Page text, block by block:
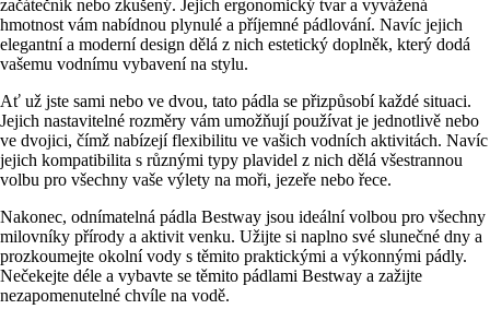
začátečník nebo zkušený. Jejich ergonomický tvar a vyvážená
hmotnost vám nabídnou plynulé a příjemné pádlování. Navíc jejich
elegantní a moderní design dělá z nich estetický doplněk, který dodá
vašemu vodnímu vybavení na stylu.
Ať už jste sami nebo ve dvou, tato pádla se přizpůsobí každé situaci.
Jejich nastavitelné rozměry vám umožňují používat je jednotlivě nebo
ve dvojici, čímž nabízejí flexibilitu ve vašich vodních aktivitách. Navíc
jejich kompatibilita s různými typy plavidel z nich dělá všestrannou
volbu pro všechny vaše výlety na moři, jezeře nebo řece.
Nakonec, odnímatelná pádla Bestway jsou ideální volbou pro všechny
milovníky přírody a aktivit venku. Užijte si naplno své slunečné dny a
prozkoumejte okolní vody s těmito praktickými a výkonnými pádly.
Nečekejte déle a vybavte se těmito pádlami Bestway a zažijte
nezapomenutelné chvíle na vodě.